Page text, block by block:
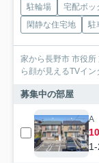
駐輪場 宅配ボッ
閑静な住宅地
駐
家から長野市 市役
ら顔が見えるTVイ
募集中の部屋
A